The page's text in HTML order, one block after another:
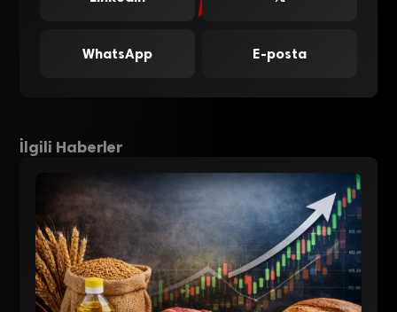
WhatsApp E-posta
İlgili Haberler